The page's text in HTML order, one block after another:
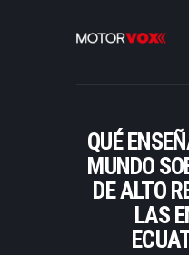
QUÉ
MUNDO
DE ALTO
LAS
REVIEWS
ESPECIALES
CONTACTO